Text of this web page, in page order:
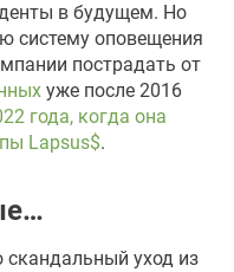
в будущем. Но
систему оповещения
пострадать от
уже после 2016
года, когда она
Lapsus$.
скандальный уход из